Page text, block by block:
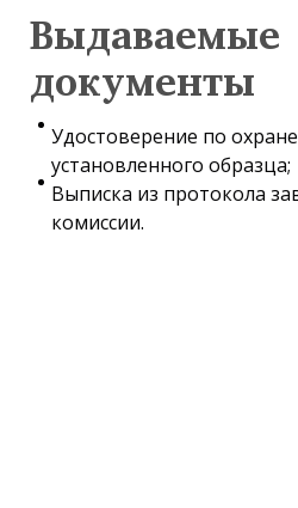
Выдаваемые
документы
Удостоверение по
установленного образца;
Выписка из протокола
комиссии.